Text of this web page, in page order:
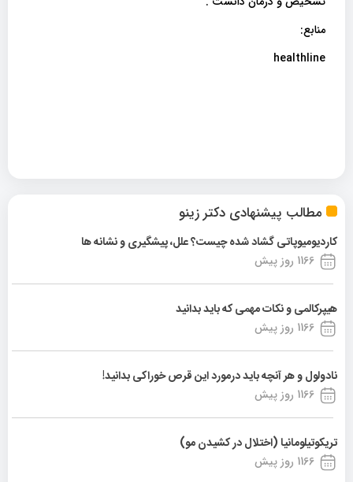
مطالب پیشنهادی دکتر زینو
کاردیومیوپاتی گشاد شده چیست؟ علل، پیشگیری و نشانه ها
1166 روز پیش
هیپرکالمی و نکات مهمی که باید بدانید
1166 روز پیش
نادولول و هر آنچه باید درمورد این قرص خوراکی بدانید!
1166 روز پیش
تریکوتیلومانیا (اختلال در کشیدن مو)
1166 روز پیش
منابع:
healthline